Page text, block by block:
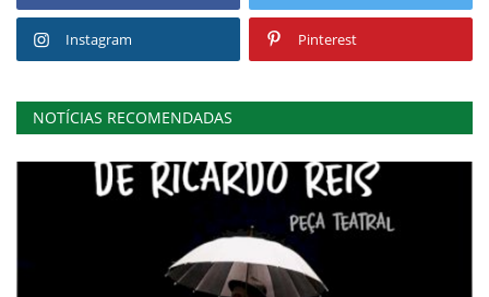
Instagram Pinterest
NOTÍCIAS RECOMENDADAS